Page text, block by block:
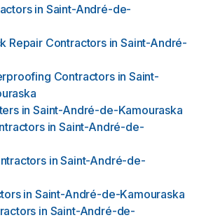
in Saint-André-de-
Repair Contractors in Saint-André-
Contractors in Saint-
in Saint-André-de-Kamouraska
in Saint-André-de-
in Saint-André-de-
in Saint-André-de-Kamouraska
in Saint-André-de-